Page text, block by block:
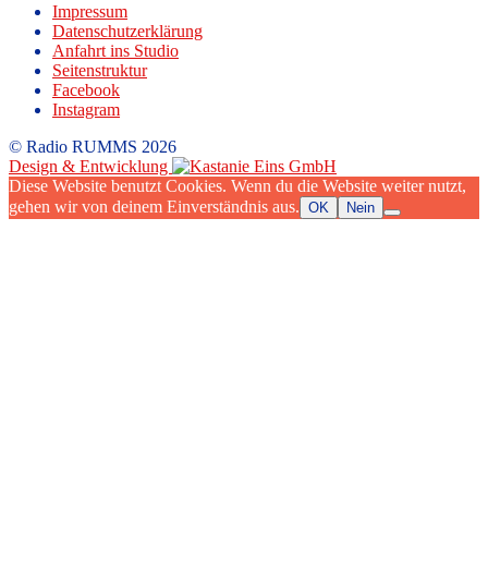
Impressum
Datenschutzerklärung
Anfahrt ins Studio
Seitenstruktur
Facebook
Instagram
© Radio RUMMS 2026
Design & Entwicklung
Diese Website benutzt Cookies. Wenn du die Website weiter nutzt,
gehen wir von deinem Einverständnis aus. OK Nein